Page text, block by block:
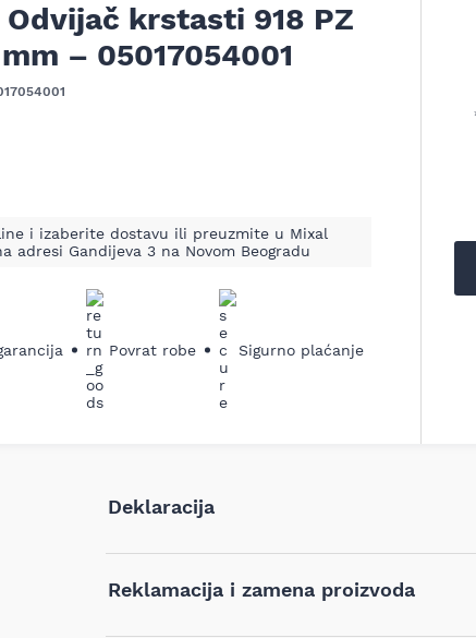
Odvijač krstasti 918 PZ
– 05017054001
i izaberite dostavu ili preuzmite u Mixal
adresi Gandijeva 3 na Novom Beogradu
Povrat robe Sigurno plaćanje
Deklaracija
150 mm -
Reklamacija i zamena proizvoda